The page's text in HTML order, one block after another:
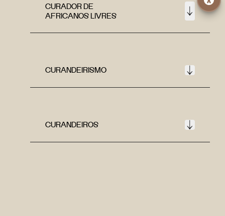
CURADOR DE
AFRICANOS LIVRES
CURANDEIRISMO
CURANDEIROS